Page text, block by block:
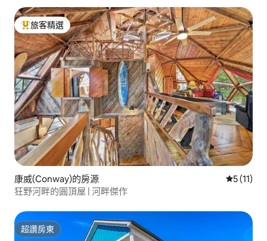
旅客精選榜首
旅客精選
康威(Conway)的房源 從 11 則
5 (11)
狂野河畔的圓頂屋 | 河畔傑作
超讚房東
超讚房東